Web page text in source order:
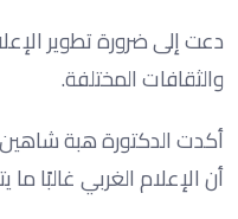
دعت إلى ضرورة تطوير
والثقافات المختلفة.
أكدت الدكتورة هبة
أن الإعلام الغربي غالبًا